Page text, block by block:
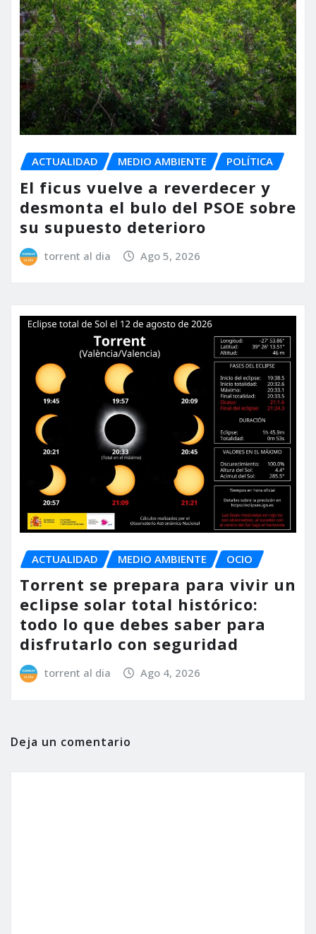
ACTUALIDAD MEDIO AMBIENTE POLÍTICA
El ficus vuelve a reverdecer y
desmonta el bulo del PSOE sobre
su supuesto deterioro
torrent al dia Ago 5, 2026
ACTUALIDAD MEDIO AMBIENTE OCIO
Torrent se prepara para vivir un
eclipse solar total histórico:
todo lo que debes saber para
disfrutarlo con seguridad
torrent al dia Ago 4, 2026
Deja un comentario